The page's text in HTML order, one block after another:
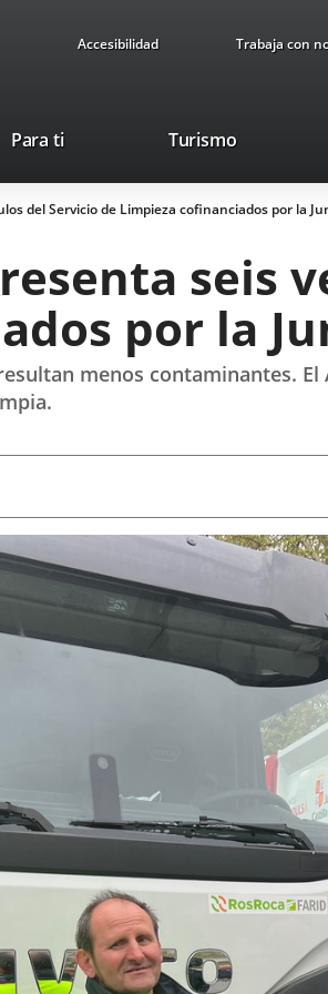
Accesibilidad Trabaja con
Para ti TurismoEste
se
abrirá
una
ventana
nueva.
del Servicio de Limpieza cofinanciados por la
seis
por la
menos contaminantes.